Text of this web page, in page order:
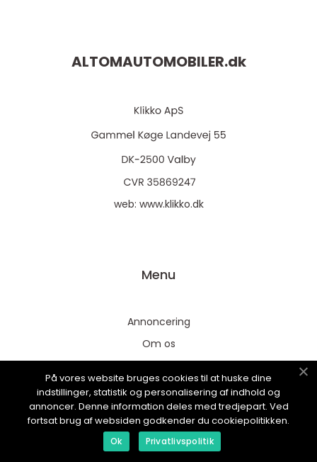
ALTOMAUTOMOBILER.dk
web: www.klikko.dk
Menu
Annoncering
Om os
Cookies
Kontakt os
Sitemap
På vores website bruges cookies til at huske dine
indstillinger, statistik og personalisering af indhold og
annoncer. Denne information deles med tredjepart. Ved
fortsat brug af websiden godkender du cookiepolitikken.
Ok Privatlivspolitik